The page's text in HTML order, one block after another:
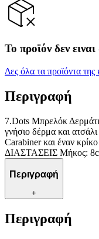
Το προϊόν δεν
Δες όλα τα προϊόντα της
Περιγραφή
7.Dots Μπρελόκ
γνήσιο δέρμα και
Carabiner και έναν κρίκο
ΔΙΑΣΤΑΣΕΙΣ Μήκος:
Περιγραφή
+
Περιγραφή